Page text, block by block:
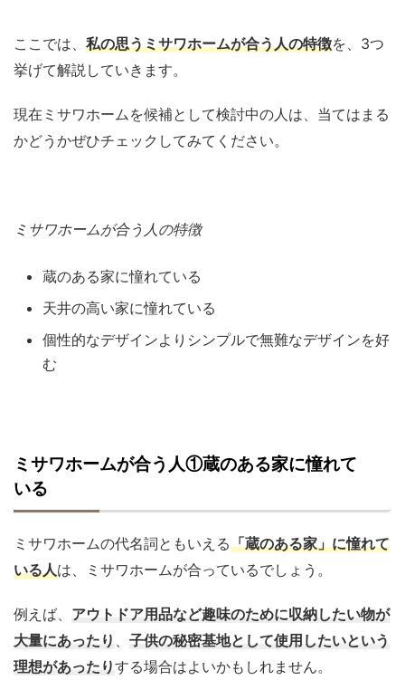
ここでは、 私の思うミサワホームが合う人の特徴を、3つ
挙げて解説していきます。
現在ミサワホームを候補として検討中の人は、当てはまる
かどうかぜひチェックしてみてください。
ミサワホームが合う人の特徴
蔵のある家に憧れている
天井の高い家に憧れている
個性的なデザインよりシンプルで無難なデザインを好
む
ミサワホームが合う人①蔵のある家に憧れて
いる
ミサワホームの代名詞ともいえる「蔵のある家」に憧れて
いる人は、ミサワホームが合っているでしょう。
例えば、 アウトドア用品など趣味のために収納したい物が
大量にあったり 、 子供の秘密基地として使用したいという
理想があったりする場合はよいかもしれません。